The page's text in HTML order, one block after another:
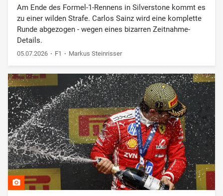
Am Ende des Formel-1-Rennens in Silverstone kommt es
zu einer wilden Strafe. Carlos Sainz wird eine komplette
Runde abgezogen - wegen eines bizarren Zeitnahme-
Details.
05.07.2026 F1 Markus Steinrisser